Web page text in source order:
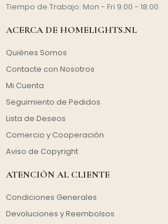
Tiempo de Trabajo: Mon - Fri 9:00 - 18:00
ACERCA DE HOMELIGHTS.NL
Quiénes Somos
Contacte con Nosotros
Mi Cuenta
Seguimiento de Pedidos
Lista de Deseos
Comercio y Cooperación
Aviso de Copyright
ATENCIÓN AL CLIENTE
Condiciones Generales
Devoluciones y Reembolsos